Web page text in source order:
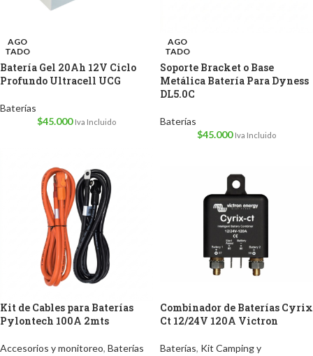
AGO
TADO
Batería Gel 20Ah 12V Ciclo
Profundo Ultracell UCG
Baterías
$45.000 Iva Incluido
AGO
TADO
Soporte Bracket o Base
Metálica Batería Para Dyness
DL5.0C
Baterías
$45.000 Iva Incluido
Kit de Cables para Baterías
Pylontech 100A 2mts
Accesorios y monitoreo, Baterías
Combinador de Baterías Cyrix
Ct 12/24V 120A Victron
Baterías, Kit Camping y